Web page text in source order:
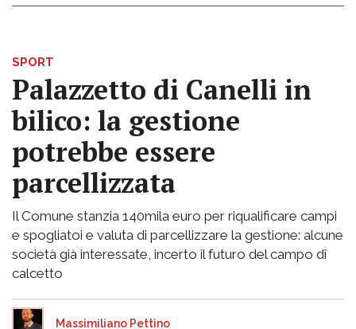
SPORT
Palazzetto di Canelli in
bilico: la gestione
potrebbe essere
parcellizzata
Il Comune stanzia 140mila euro per riqualificare campi
e spogliatoi e valuta di parcellizzare la gestione: alcune
società già interessate, incerto il futuro del campo di
calcetto
Massimiliano Pettino